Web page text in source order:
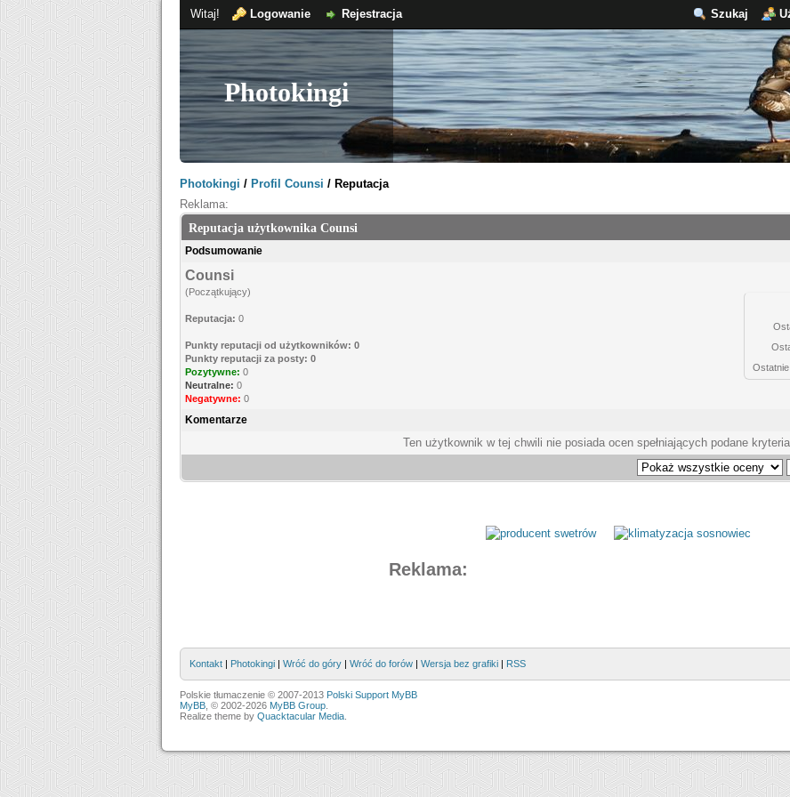
Szukaj
Witaj! Logowanie Rejestracja
Photokingi
Photokingi / Profil Counsi / Reputacja
Reklama:
Reputacja użytkownika Counsi
Podsumowanie
Counsi
(Początkujący)
Reputacja: 0
Punkty reputacji od użytkowników: 0
Punkty reputacji za posty: 0
Pozytywne: 0
Neutralne: 0
Negatywne: 0
Komentarze
Ten użytkownik w tej chwili nie posiada ocen spełniających podane
Reklama:
Kontakt | Photokingi | Wróć do góry | Wróć do forów | Wersja bez grafiki | RSS
Polskie tłumaczenie © 2007-2013 Polski Support MyBB
MyBB , © 2002-2026 MyBB Group
Realize theme by Quacktacular Media